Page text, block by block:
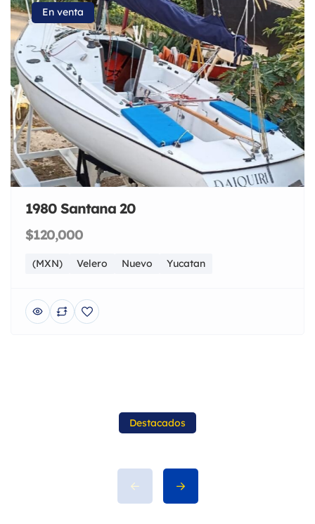
En venta
1980 Santana 20
$120,000
(MXN) Velero Nuevo Yucatan
Destacados